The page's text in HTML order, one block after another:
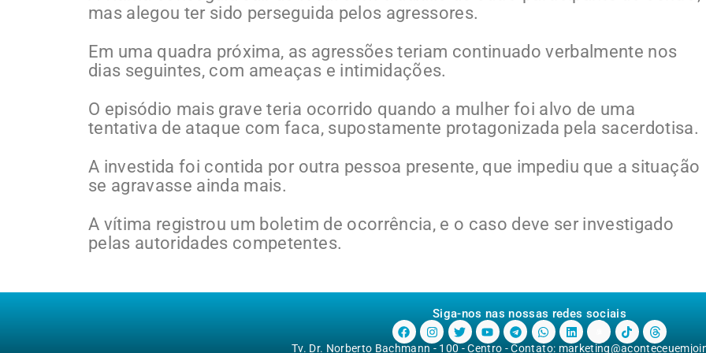
mas alegou ter sido perseguida pelos agressores.
Em uma quadra próxima, as agressões teriam continuado verbalmente nos
dias seguintes, com ameaças e intimidações.
O episódio mais grave teria ocorrido quando a mulher foi alvo de uma
tentativa de ataque com faca, supostamente protagonizada pela sacerdotisa.
A investida foi contida por outra pessoa presente, que impediu que a situação
se agravasse ainda mais.
A vítima registrou um boletim de ocorrência, e o caso deve ser investigado
pelas autoridades competentes.
Siga-nos nas nossas redes sociais
Tv. Dr. Norberto Bachmann - 100 - Centro - Contato: